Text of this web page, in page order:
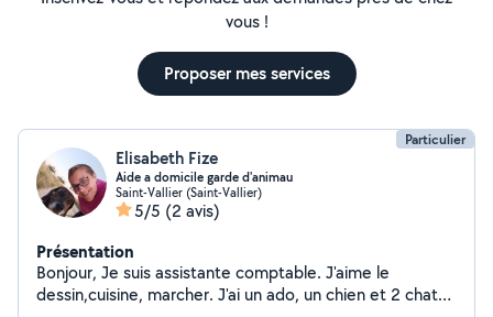
vous !
Proposer mes services
Particulier
Elisabeth Fize
Aide a domicile garde d'animau
Saint-Vallier (Saint-Vallier)
5/5 (2 avis)
Présentation
Bonjour, Je suis assistante comptable. J'aime le
dessin,cuisine, marcher. J'ai un ado, un chien et 2 chat